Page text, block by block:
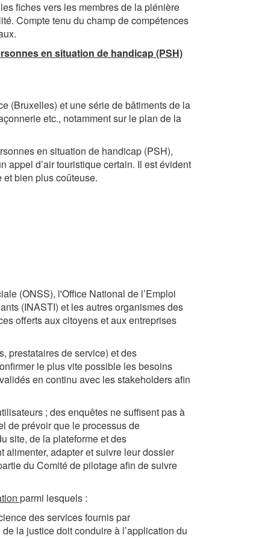
fiches vers les membres de la plénière
Compte tenu du champ de compétences
en situation de handicap (PSH)
(Bruxelles) et une série de bâtiments de la
etc., notamment sur le plan de la
en situation de handicap (PSH),
appel d’air touristique certain. Il est évident
et bien plus coûteuse.
(ONSS), l'Office National de l’Emploi
(INASTI) et les autres organismes des
offerts aux citoyens et aux entreprises
prestataires de service) et des
le plus vite possible les besoins
en continu avec les stakeholders afin
; des enquêtes ne suffisent pas à
de prévoir que le processus de
site, de la plateforme et des
adapter et suivre leur dossier
du Comité de pilotage afin de suivre
parmi lesquels :
des services fournis par
la justice doit conduire à l’application du